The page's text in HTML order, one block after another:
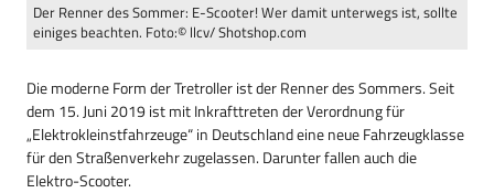
Der Renner des Sommer: E-Scooter! Wer damit unterwegs ist, sollte
einiges beachten. Foto:© llcv/ Shotshop.com
Die moderne Form der Tretroller ist der Renner des Sommers. Seit
dem 15. Juni 2019 ist mit Inkrafttreten der Verordnung für
„Elektrokleinstfahrzeuge“ in Deutschland eine neue Fahrzeugklasse
für den Straßenverkehr zugelassen. Darunter fallen auch die
Elektro-Scooter.